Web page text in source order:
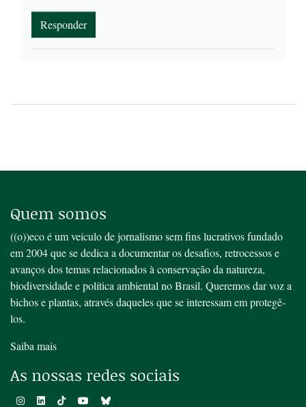
Responder
Quem somos
((o))eco é um veículo de jornalismo sem fins lucrativos fundado
em 2004 que se dedica a documentar os desafios, retrocessos e
avanços dos temas relacionados à conservação da natureza,
biodiversidade e política ambiental no Brasil. Queremos dar voz a
bichos e plantas, através daqueles que se interessam em protegê-
los.
Saiba mais
As nossas redes sociais